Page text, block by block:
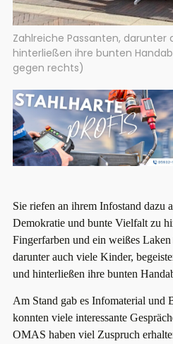
Zahlreiche Passanten, darunter
hinterließen ihre bunten
gegen rechts)
Sie riefen an ihrem Infostand dazu
Demokratie und bunte Vielfalt zu
Fingerfarben und ein weißes Laken
darunter auch viele Kinder,
und hinterließen ihre bunten
Am Stand gab es Infomaterial und
konnten viele interessante
OMAS haben viel Zuspruch